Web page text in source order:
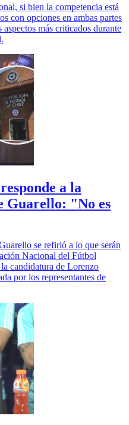
si bien la competencia está
con opciones en ambas partes
más criticados durante
a la
Guarello: "No es
se refirió a lo que serán
Nacional del Fútbol
candidatura de Lorenzo
por los representantes de